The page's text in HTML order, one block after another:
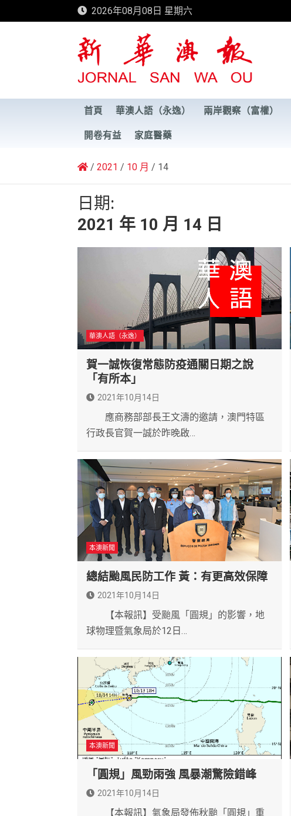
to
2026年08月08日 星期六
新華澳報
首頁 華澳人語（永逸） 兩岸觀察（富權）
開卷有益 家庭醫藥
2021 10 月 14
日期:
2021 年 10 月 14 日
華澳人語（永逸）
賀一誠恢復常態防疫通關日期之說
「有所本」
2021年10月14日
應商務部部長王文濤的邀請，澳門特區
行政長官賀一誠於昨晚啟…
本澳新聞
總結颱風民防工作 黃：有更高效保障
2021年10月14日
【本報訊】受颱風「圓規」的影響，地
球物理暨氣象局於12日…
本澳新聞
「圓規」風勁雨強 風暴潮驚險錯峰
2021年10月14日
【本報訊】氣象局發佈秋颱「圓規」重